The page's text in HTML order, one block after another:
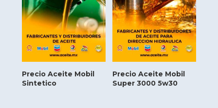
Precio Aceite Mobil
Sintetico
Precio Aceite Mobil
Super 3000 5w30